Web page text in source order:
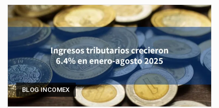
Los créditos fiscales determinados a empresas IMMEX rara vez nacen de una interpretación equivocada de…
La industria automotriz mexicana concentra más de la mitad de las quejas bajo el Mecanismo…
BLOG INCOMEX